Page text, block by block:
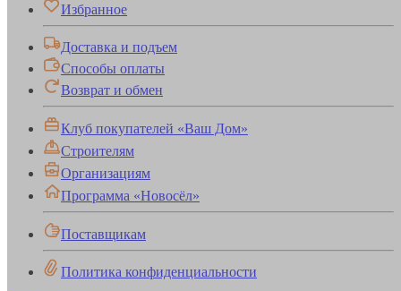
Избранное
Доставка и подъем
Способы оплаты
Возврат и обмен
Клуб покупателей «Ваш Дом»
Строителям
Организациям
Программа «Новосёл»
Поставщикам
Политика конфиденциальности